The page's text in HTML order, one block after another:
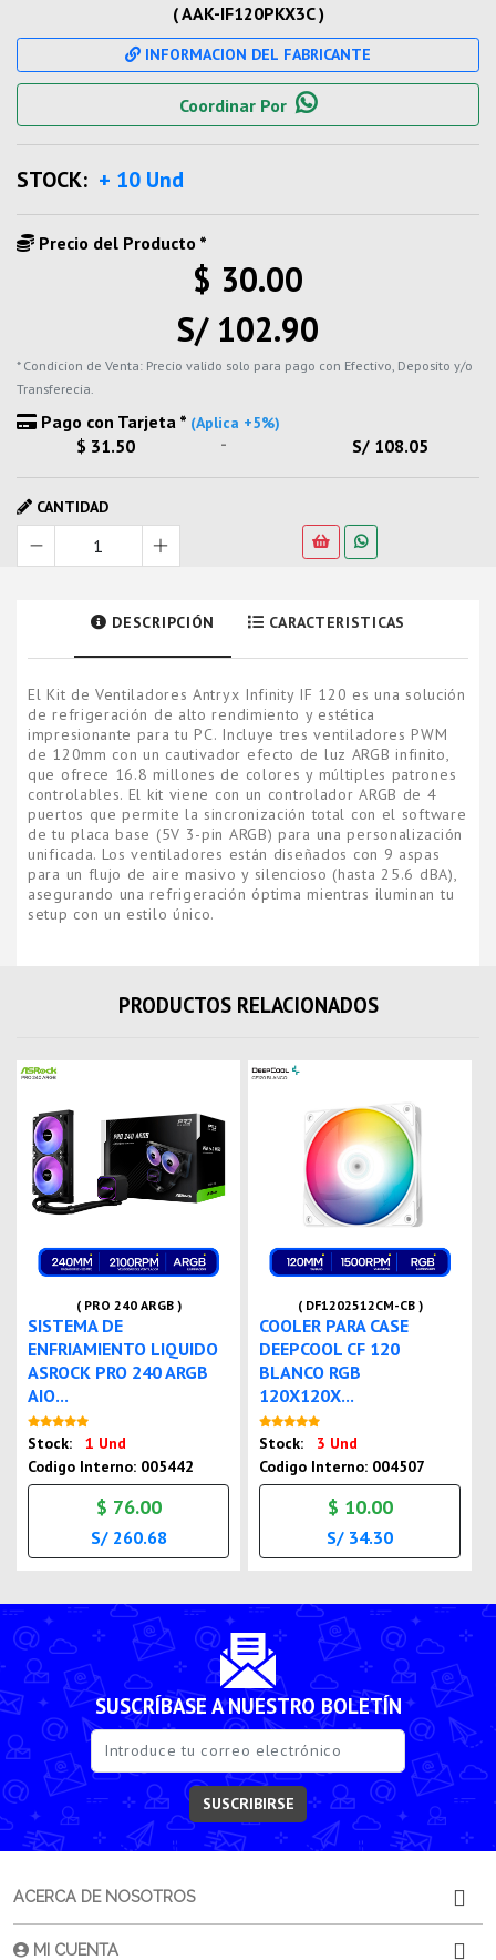
( AAK-IF120PKX3C )
INFORMACION DEL FABRICANTE
Coordinar Por
STOCK: + 10 Und
Precio del Producto *
$ 30.00
S/ 102.90
* Condicion de Venta: Precio valido solo para pago con Efectivo, Deposito y/o
Transferecia.
Pago con Tarjeta * (Aplica +5%)
$ 31.50 - S/ 108.05
CANTIDAD
DESCRIPCIÓN CARACTERISTICAS
El Kit de Ventiladores Antryx Infinity IF 120 es una solución
de refrigeración de alto rendimiento y estética
impresionante para tu PC. Incluye tres ventiladores PWM
de 120mm con un cautivador efecto de luz ARGB infinito,
que ofrece 16.8 millones de colores y múltiples patrones
controlables. El kit viene con un controlador ARGB de 4
puertos que permite la sincronización total con el software
de tu placa base (5V 3-pin ARGB) para una personalización
unificada. Los ventiladores están diseñados con 9 aspas
para un flujo de aire masivo y silencioso (hasta 25.6 dBA),
asegurando una refrigeración óptima mientras iluminan tu
setup con un estilo único.
PRODUCTOS RELACIONADOS
( PRO 240 ARGB )
SISTEMA DE
ENFRIAMIENTO LIQUIDO
ASROCK PRO 240 ARGB
AIO...
Stock:
1 Und
Codigo Interno: 005442
$ 76.00
S/ 260.68
( DF1202512CM-CB )
COOLER PARA CASE
DEEPCOOL CF 120
BLANCO RGB
120X120X...
Stock:
3 Und
Codigo Interno: 004507
$ 10.00
S/ 34.30
SUSCRÍBASE A NUESTRO BOLETÍN
SUSCRIBIRSE
ACERCA DE NOSOTROS
MI CUENTA